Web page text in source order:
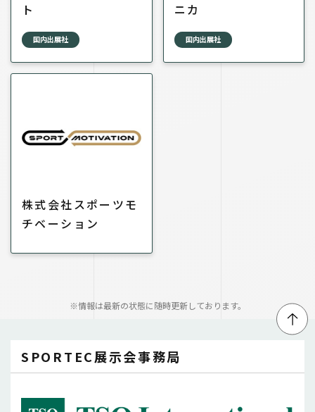
ト
国内出展社
ニカ
国内出展社
株式会社スポーツモ
チベーション
※情報は最新の状態に随時更新しております。
SPORTEC展示会事務局
↑